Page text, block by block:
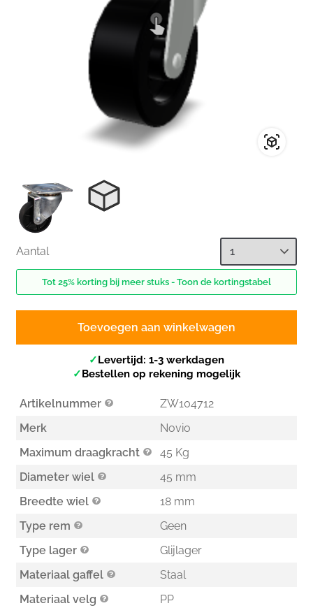
Aantal
Tot 25% korting bij meer stuks - Toon de kortingstabel
Toevoegen aan winkelwagen
✓Levertijd: 1-3 werkdagen
✓Bestellen op rekening mogelijk
Artikelnummer
ZW104712
Merk
Novio
Maximum draagkracht
45 Kg
Diameter wiel
45 mm
Breedte wiel
18 mm
Type rem
Geen
Type lager
Glijlager
Materiaal gaffel
Staal
Materiaal velg
PP